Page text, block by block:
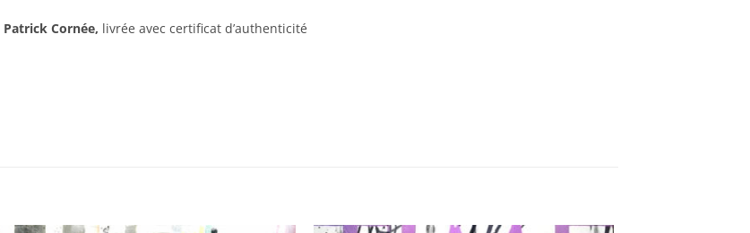
Patrick Cornée, livrée avec certificat d’authenticité